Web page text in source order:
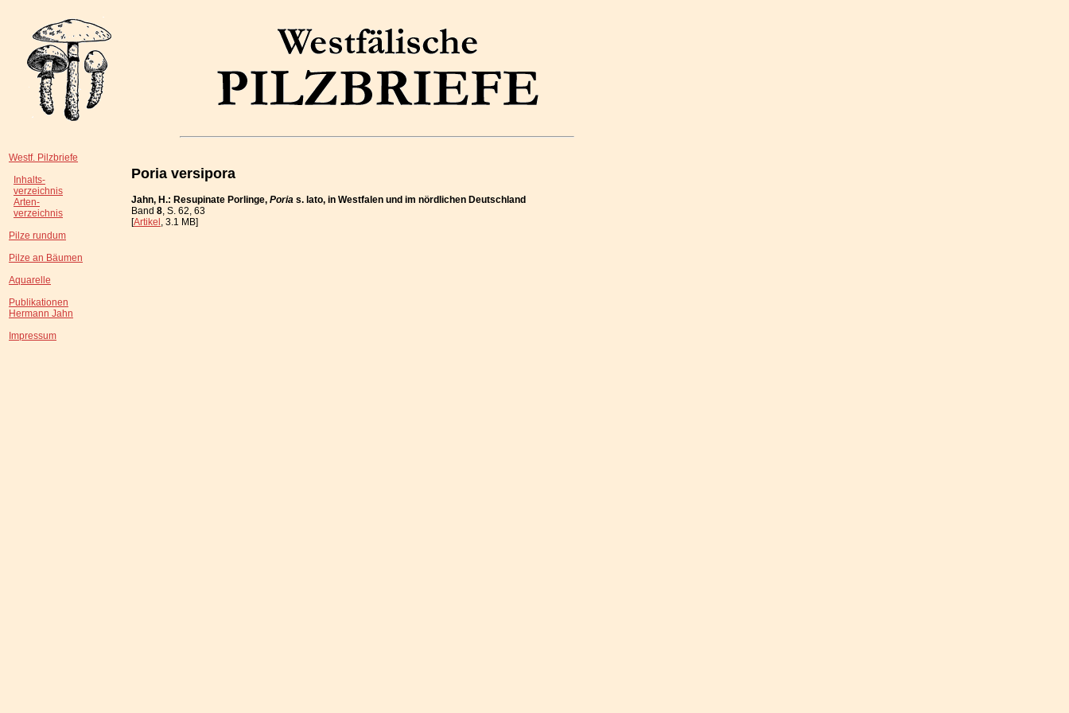
Westf. Pilzbriefe
Inhalts-
verzeichnis
Arten-
verzeichnis
Pilze rundum
Pilze an Bäumen
Aquarelle
Publikationen
Hermann Jahn
Impressum
Poria versipora
Jahn, H.: Resupinate Porlinge, Poria s. lato, in Westfalen und im nördlichen Deutschland
Band 8, S. 62, 63
[Artikel, 3.1 MB]